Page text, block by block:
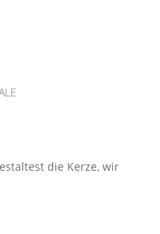
die Kerze, wir